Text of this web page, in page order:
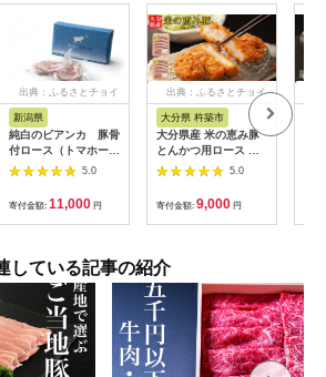
出典：ふるさとチョイ
新潟県
純白のビアンカ 豚骨
付ロース（トマホー
ク）
5.0
寄付金額: 11,000 円
出典：ふるさとチョイ
大分県 杵築市
大分県産 米の恵み豚
とんかつ用ロース 計
900g（450g×2p） 国
産 人気 冷凍 豚肉 米
の恵み とんかつ ロー
ス ＜130-018＞
5.0
寄付金額: 9,000 円
している記事の紹介